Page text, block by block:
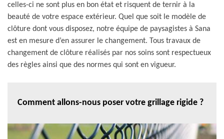
celles-ci ne sont plus en bon état et risquent de ternir à la
beauté de votre espace extérieur. Quel que soit le modèle de
clôture dont vous disposez, notre équipe de paysagistes à Sana
est en mesure d’en assurer le changement. Tous travaux de
changement de clôture réalisés par nos soins sont respectueux
des règles ainsi que des normes qui sont en vigueur.
Comment allons-nous poser votre grillage rigide ?